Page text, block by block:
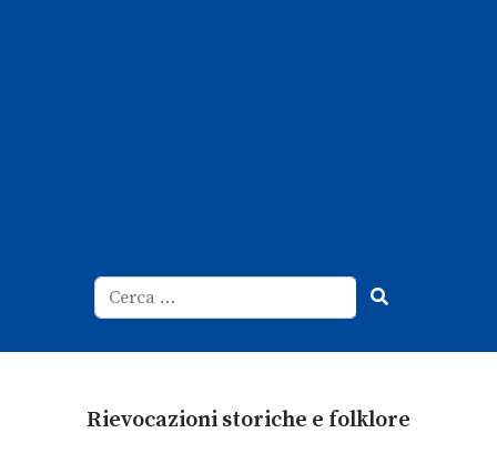
Rievocazioni storiche e folklore